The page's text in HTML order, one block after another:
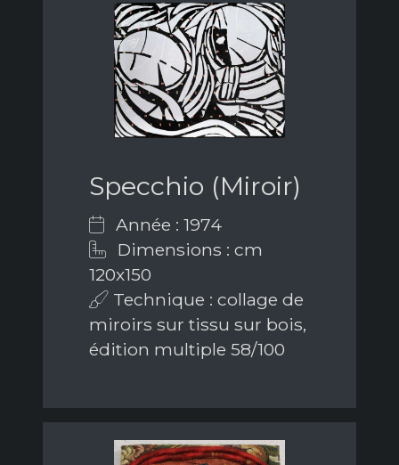
Specchio (Miroir)
Année : 1974
Dimensions : cm
120x150
Technique : collage de
miroirs sur tissu sur bois,
édition multiple 58/100